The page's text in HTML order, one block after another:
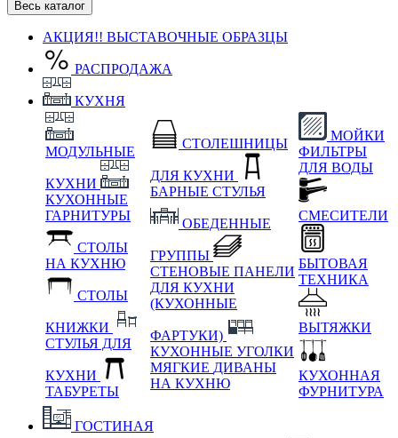
Весь каталог
АКЦИЯ!! ВЫСТАВОЧНЫЕ ОБРАЗЦЫ
РАСПРОДАЖА
КУХНЯ
МОДУЛЬНЫЕ
КУХНИ
КУХОННЫЕ
ГАРНИТУРЫ
СТОЛЫ
НА КУХНЮ
СТОЛЫ
КНИЖКИ
СТУЛЬЯ ДЛЯ
КУХНИ
ТАБУРЕТЫ
СТОЛЕШНИЦЫ
ДЛЯ КУХНИ
БАРНЫЕ СТУЛЬЯ
ОБЕДЕННЫЕ
ГРУППЫ
СТЕНОВЫЕ ПАНЕЛИ
ДЛЯ КУХНИ
(КУХОННЫЕ
ФАРТУКИ)
КУХОННЫЕ УГОЛКИ
МЯГКИЕ ДИВАНЫ
НА КУХНЮ
МОЙКИ
ФИЛЬТРЫ
ДЛЯ ВОДЫ
СМЕСИТЕЛИ
БЫТОВАЯ
ТЕХНИКА
ВЫТЯЖКИ
КУХОННАЯ
ФУРНИТУРА
ГОСТИНАЯ